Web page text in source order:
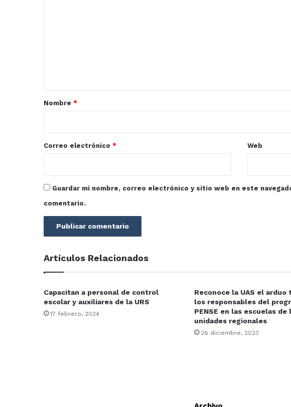
r
*
Nombre *
Correo electrónico * Web
Guardar mi nombre, correo electrónico y sitio web en este
comentario.
Artículos Relacionados
Capacitan a personal de control
escolar y auxiliares de la URS
17 febrero, 2024
Reconoce la UAS el arduo
los responsables del
PENSE en las escuelas de
unidades regionales
26 diciembre, 2023